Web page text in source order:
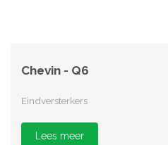
Chevin - Q6
Eindversterkers
Lees meer